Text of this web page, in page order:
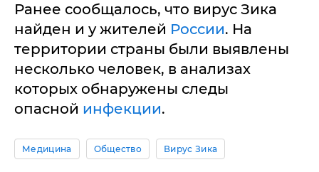
Ранее сообщалось, что вирус Зика
найден и у жителей России. На
территории страны были выявлены
несколько человек, в анализах
которых обнаружены следы
опасной инфекции.
Медицина Общество Вирус Зика